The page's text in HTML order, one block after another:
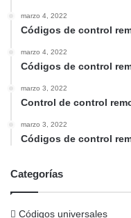
marzo 4, 2022
Códigos de control
marzo 4, 2022
Códigos de control
marzo 3, 2022
Control de control
marzo 3, 2022
Códigos de control
Categorías
Códigos universales